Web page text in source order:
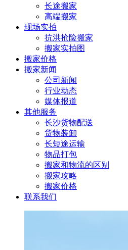
长途搬家
高端搬家
现场实拍
抗洪抢险搬家
搬家实拍图
搬家价格
搬家新闻
公司新闻
行业动态
媒体报道
其他服务
长沙货物配送
货物装卸
长短途运输
物品打包
搬家和物流的区别
搬家攻略
搬家价格
联系我们